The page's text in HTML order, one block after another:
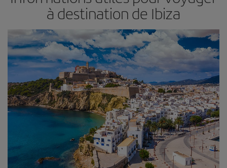
à destination de Ibiza